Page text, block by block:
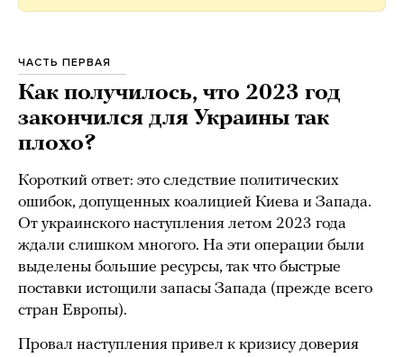
ЧАСТЬ ПЕРВАЯ
Как получилось, что 2023 год
закончился для Украины так
плохо?
Короткий ответ: это следствие политических
ошибок, допущенных коалицией Киева и Запада.
От украинского наступления летом 2023 года
ждали слишком многого. На эти операции были
выделены большие ресурсы, так что быстрые
поставки истощили запасы Запада (прежде всего
стран Европы).
Провал наступления привел к кризису доверия